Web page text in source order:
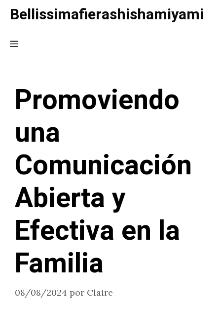
Saltar
contenido
Bellissimafierashishamiyami
Menú
Promoviendo
una
Comunicación
Abierta y
Efectiva en la
Familia
08/08/2024 por Claire